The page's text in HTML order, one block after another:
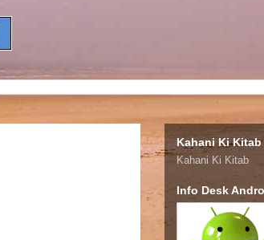
Kahani Ki Kitab
Kahani Ki Kitab
Info Desk